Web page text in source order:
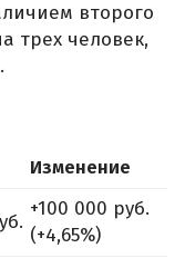
второго
трех человек,
Изменение
+100 000 руб.
(+4,65%)